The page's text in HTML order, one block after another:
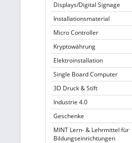
Displays/Digital Signage
Installationsmaterial
Micro Controller
Kryptowährung
Elektroinstallation
Single Board Computer
3D Druck & Stift
Industrie 4.0
Geschenke
MINT Lern- & Lehrmittel für
Bildungseinrichtungen